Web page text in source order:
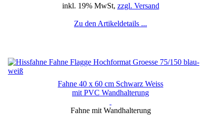
inkl. 19% MwSt, zzgl. Versand
Zu den Artikeldetails ...
Fahne 40 x 60 cm Schwarz Weiss
mit PVC Wandhalterung
Fahne mit Wandhalterung